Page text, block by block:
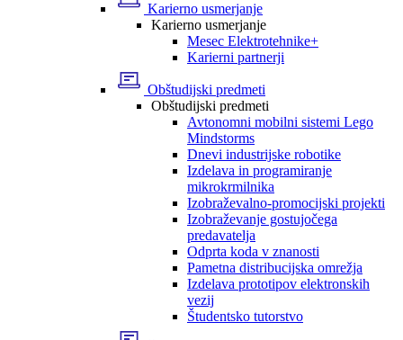
Karierno usmerjanje
Karierno usmerjanje
Mesec Elektrotehnike+
Karierni partnerji
Obštudijski predmeti
Obštudijski predmeti
Avtonomni mobilni sistemi Lego
Mindstorms
Dnevi industrijske robotike
Izdelava in programiranje
mikrokrmilnika
Izobraževalno-promocijski projekti
Izobraževanje gostujočega
predavatelja
Odprta koda v znanosti
Pametna distribucijska omrežja
Izdelava prototipov elektronskih
vezij
Študentsko tutorstvo